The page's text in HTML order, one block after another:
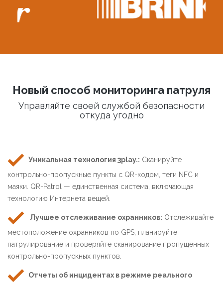
Новый способ мониторинга патруля
Управляйте своей службой безопасности
откуда угодно
Уникальная технология 3play.: Сканируйте
контрольно-пропускные пункты с QR-кодом, теги NFC и
маяки. QR-Patrol — единственная система, включающая
технологию Интернета вещей.
Лучшее отслеживание охранников: Отслеживайте
местоположение охранников по GPS, планируйте
патрулирование и проверяйте сканирование пропущенных
контрольно-пропускных пунктов.
Отчеты об инцидентах в режиме реального